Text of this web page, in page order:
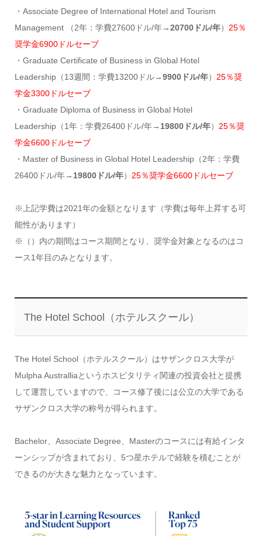
・Associate Degree of International Hotel and Tourism
Management （2年：学費27600ドル/年→20700ドル/年） 25％
奨学金6900ドルセーブ
・Graduate Certificate of Business in Global Hotel
Leadership（13週間：学費13200ドル→9900ドル/年） 25％奨
学金3300ドルセーブ
・Graduate Diploma of Business in Global Hotel
Leadership（1年：学費26400ドル/年→ 19800ドル/年） 25％奨
学金6600ドルセーブ
・Master of Business in Global Hotel Leadership（2年：学費
26400ドル/年→ 19800ドル/年） 25％奨学金6600ドルセーブ
※上記学費は2021年の金額となります（学費は毎年上昇する可
能性があります）
※（）内の期間はコース期間となり、奨学金対象となるのはコ
ース1年目のみとなります。
The Hotel School（ホテルスクール）
The Hotel School（ホテルスクール）はサザンクロス大学が
Mulpha Australliaというホスピタリティ関連の投資会社と提携
して運営していますので、コース修了後には公立の大学である
サザンクロス大学の称号が得られます。
Bachelor、Associate Degree、Masterのコースには有給インタ
ーンシップが含まれており、5つ星ホテルで経験を積むことが
できるのが大きな魅力となっています。